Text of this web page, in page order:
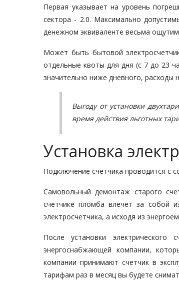
Первая указывает на уровень
сектора - 2.0. Максимально
денежном эквиваленте весьма
Может быть бытовой
отдельные квоты для дня (с 7 до 23
значительно ниже дневного, расходы
Выгоду от установки
время действия льготных
Установка
Подключение счетчика проводится с
Самовольный демонтаж старого
счетчике пломба влечет за собой
электросчетчика, а исходя из
После установки
энергоснабжающей компании,
компании принимают счетчик в
тарифам раз в месяц вы будете